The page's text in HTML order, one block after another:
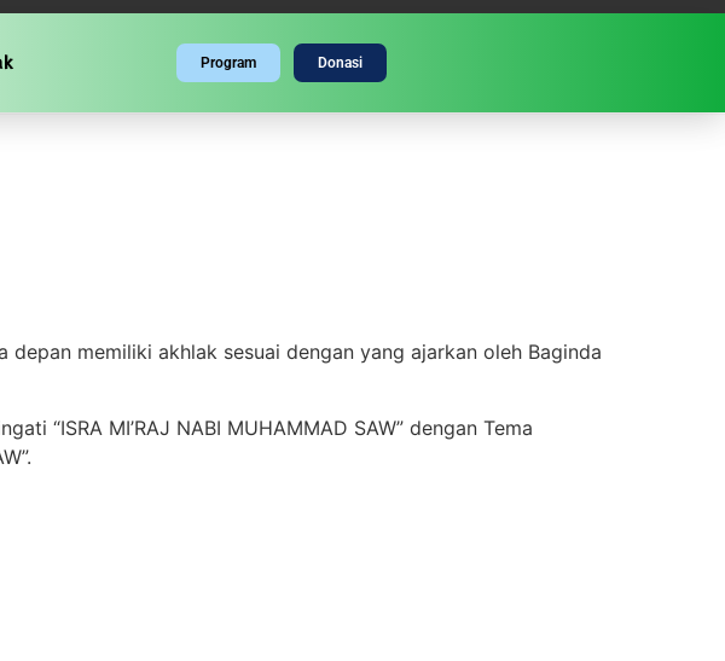
Program Donasi
ISRA MI’RAJ NABI
memiliki akhlak sesuai dengan yang ajarkan oleh Baginda
“ISRA MI’RAJ NABI MUHAMMAD SAW” dengan Tema